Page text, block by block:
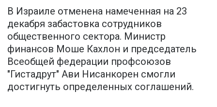
В Израиле отменена намеченная на 23
декабря забастовка сотрудников
общественного сектора. Министр
финансов Моше Кахлон и председатель
Всеобщей федерации профсоюзов
"Гистадрут" Ави Нисанкорен смогли
достигнуть определенных соглашений.